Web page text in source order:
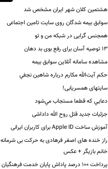
هشتمین کلان شهر ایران مشخص شد
سوابق بیمه شدگان روی سایت تامین اجتماعی
همجنس گرایی در شبکه من و تو
13 توصیه آسان برای رفع بوی بد دهان
مشاهده سامانه آنلاين سوابق بیمه
حكم آيت‌الله مكارم درباره شاهين نجفي
سایتهای همسریابی!
دعايي كه قطعا مستجاب مي‌شود
جزئیات جدید قتل روح الله داداشی
آموزش ساخت Apple ID برای کاربران ایرانی
راز خنده های اصغر فرهادی به حرکت بی شرمانه
خانم بازیگر + عکس
پرداخت ۱۰۰ درصد پاداش پایان خدمت فرهنگیان